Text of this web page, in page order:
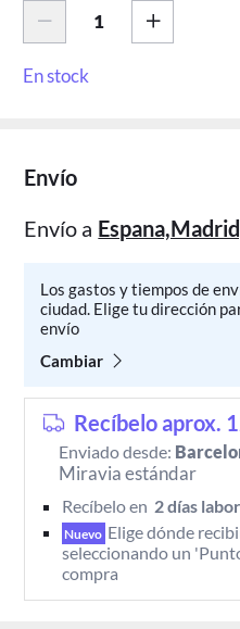
En stock
Envío
Envío a
Los gastos y tiempos de
ciudad. Elige tu dirección
envío
Cambiar
Recíbelo aprox.
Enviado desde:
Miravia estándar
Recíbelo en 2 días
Nuevo Elige dónde
seleccionando un
compra